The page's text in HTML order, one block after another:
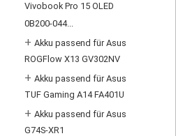
Vivobook Pro 15 OLED
0B200-044...
+ Akku passend für Asus
ROGFlow X13 GV302NV
+ Akku passend für Asus
TUF Gaming A14 FA401U
+ Akku passend für Asus
G74S-XR1